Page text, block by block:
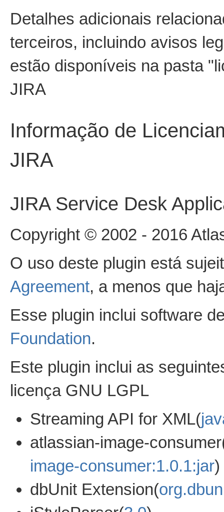
Detalhes adicionais
terceiros, incluindo avisos
estão disponíveis na pasta
JIRA
Informação de
JIRA
JIRA Service Desk
Copyright © 2002 - 2016
O uso deste plugin está
Agreement, a menos que
Esse plugin inclui software
Foundation.
Este plugin inclui as
licença GNU LGPL
Streaming API for XML(
atlassian-image-
image-consumer:1.0.1:jar)
dbUnit Extension(